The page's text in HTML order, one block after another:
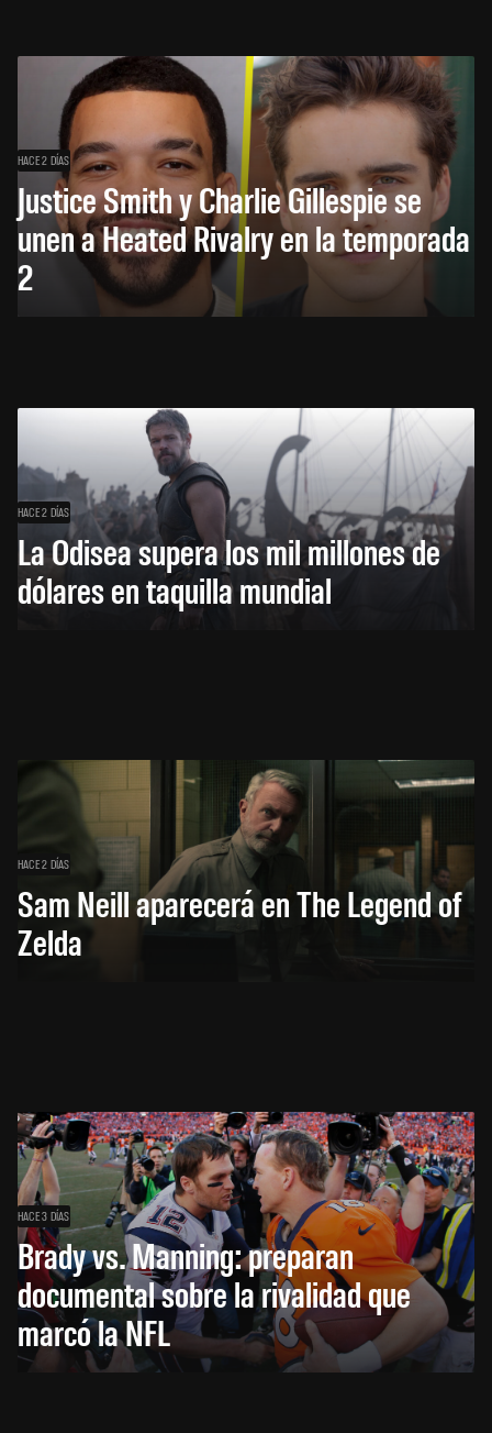
HACE 2 DÍAS
Justice Smith y Charlie Gillespie se
unen a Heated Rivalry en la temporada
2
HACE 2 DÍAS
La Odisea supera los mil millones de
dólares en taquilla mundial
HACE 2 DÍAS
Sam Neill aparecerá en The Legend of
Zelda
HACE 3 DÍAS
Brady vs. Manning: preparan
documental sobre la rivalidad que
marcó la NFL